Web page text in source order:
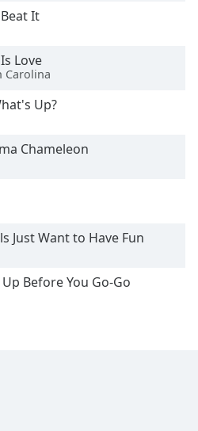
Beat It
Love
Carolina
Up?
Chameleon
Just Want to Have Fun
Before You Go-Go